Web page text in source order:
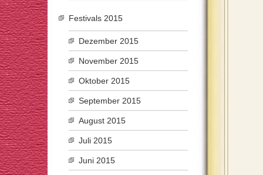
Festivals 2015
Dezember 2015
November 2015
Oktober 2015
September 2015
August 2015
Juli 2015
Juni 2015